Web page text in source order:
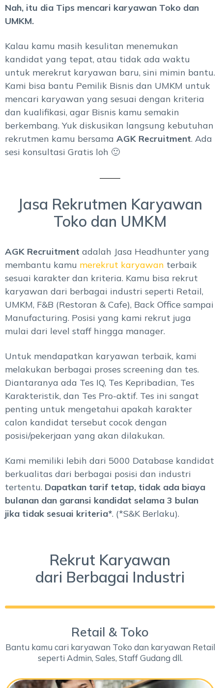
Nah, itu dia Tips mencari karyawan Toko dan
UMKM.
Kalau kamu masih kesulitan menemukan
kandidat yang tepat, atau tidak ada waktu
untuk merekrut karyawan baru, sini mimin bantu.
Kami bisa bantu Pemilik Bisnis dan UMKM untuk
mencari karyawan yang sesuai dengan kriteria
dan kualifikasi, agar Bisnis kamu semakin
berkembang. Yuk diskusikan langsung kebutuhan
rekrutmen kamu bersama AGK Recruitment. Ada
sesi konsultasi Gratis loh 🙂
Jasa Rekrutmen Karyawan
Toko dan UMKM
AGK Recruitment adalah Jasa Headhunter yang
membantu kamu merekrut karyawan terbaik
sesuai karakter dan kriteria. Kamu bisa rekrut
karyawan dari berbagai industri seperti Retail,
UMKM, F&B (Restoran & Cafe), Back Office sampai
Manufacturing. Posisi yang kami rekrut juga
mulai dari level staff hingga manager.
Untuk mendapatkan karyawan terbaik, kami
melakukan berbagai proses screening dan tes.
Diantaranya ada Tes IQ, Tes Kepribadian, Tes
Karakteristik, dan Tes Pro-aktif. Tes ini sangat
penting untuk mengetahui apakah karakter
calon kandidat tersebut cocok dengan
posisi/pekerjaan yang akan dilakukan.
Kami memiliki lebih dari 5000 Database kandidat
berkualitas dari berbagai posisi dan industri
tertentu. Dapatkan tarif tetap, tidak ada biaya
bulanan dan garansi kandidat selama 3 bulan
jika tidak sesuai kriteria*. (*S&K Berlaku).
Rekrut Karyawan
dari Berbagai Industri
Retail & Toko
Bantu kamu cari karyawan Toko dan karyawan Retail
seperti Admin, Sales, Staff Gudang dll.